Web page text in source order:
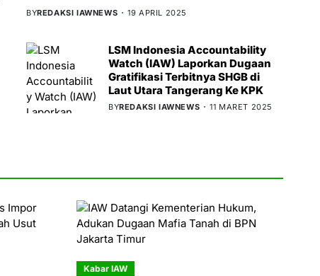
BYREDAKSI IAWNEWS 19 APRIL 2025
LSM Indonesia Accountability
Watch (IAW) Laporkan Dugaan
Gratifikasi Terbitnya SHGB di
Laut Utara Tangerang Ke KPK
BYREDAKSI IAWNEWS 11 MARET 2025
Kabar IAW